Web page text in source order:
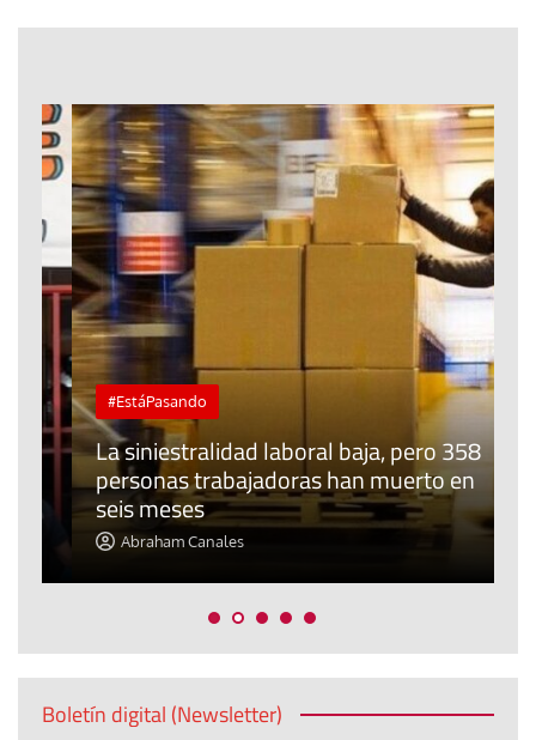
#EstáPasando
La siniestralidad laboral baja, pero 358
personas trabajadoras han muerto en
seis meses
Abraham Canales
Boletín digital (Newsletter)